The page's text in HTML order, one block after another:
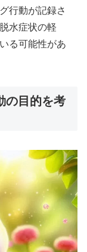
行動が記録さ
水症状の軽
る可能性があ
の目的を考